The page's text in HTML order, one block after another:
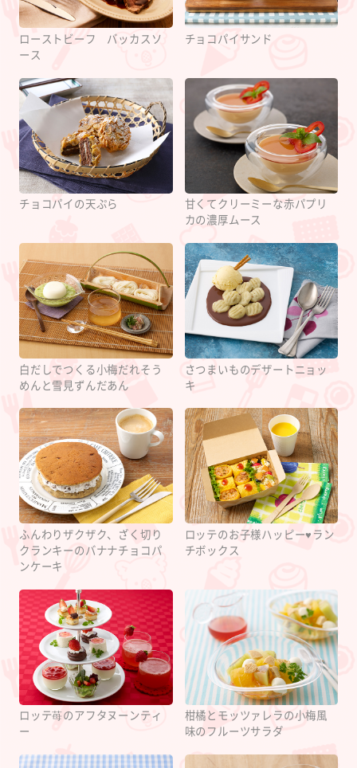
ローストビーフ バッカスソ
ース
チョコパイサンド
チョコパイの天ぷら
甘くてクリーミーな赤パプリ
カの濃厚ムース
白だしでつくる小梅だれそう
めんと雪見ずんだあん
さつまいものデザートニョッ
キ
ふんわりザクザク、ざく切り
クランキーのバナナチョコパ
ンケーキ
ロッテのお子様ハッピー♥ラン
チボックス
ロッテ苺のアフタヌーンティ
ー
柑橘とモッツァレラの小梅風
味のフルーツサラダ